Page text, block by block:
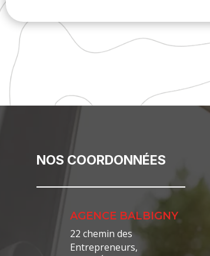
NOS COORDONNÉES
AGENCE BALBIGNY
22 chemin des
Entrepreneurs,